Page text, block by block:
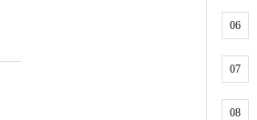
06
07
08